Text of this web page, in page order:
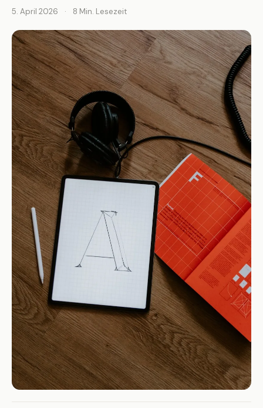
5. April 2026 · 8 Min. Lesezeit